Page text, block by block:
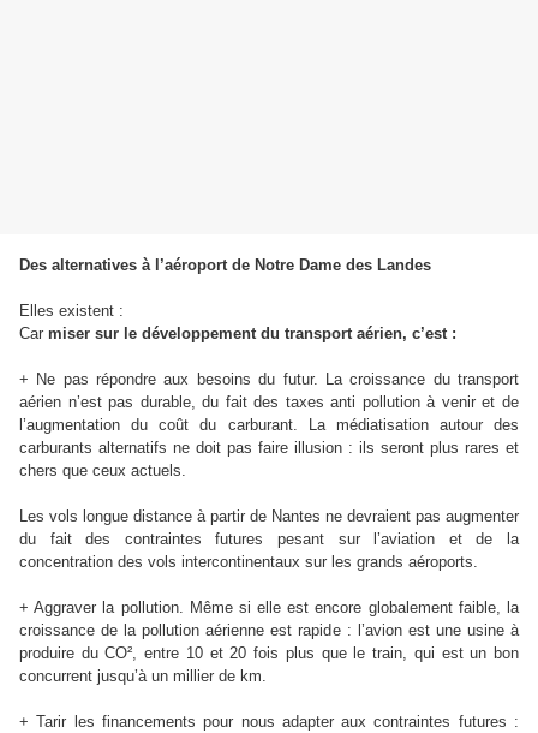
Des alternatives à l’aéroport de Notre Dame des Landes
Elles existent :
Car miser sur le développement du transport aérien, c’est :
+ Ne pas répondre aux besoins du futur. La croissance du transport
aérien n’est pas durable, du fait des taxes anti pollution à venir et de
l’augmentation du coût du carburant. La médiatisation autour des
carburants alternatifs ne doit pas faire illusion : ils seront plus rares et
chers que ceux actuels.
Les vols longue distance à partir de Nantes ne devraient pas augmenter
du fait des contraintes futures pesant sur l’aviation et de la
concentration des vols intercontinentaux sur les grands aéroports.
+ Aggraver la pollution. Même si elle est encore globalement faible, la
croissance de la pollution aérienne est rapide : l’avion est une usine à
produire du CO², entre 10 et 20 fois plus que le train, qui est un bon
concurrent jusqu’à un millier de km.
+ Tarir les financements pour nous adapter aux contraintes futures :